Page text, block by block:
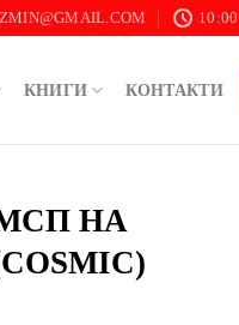
КНИГИ КОНТАКТИ
МСП НА